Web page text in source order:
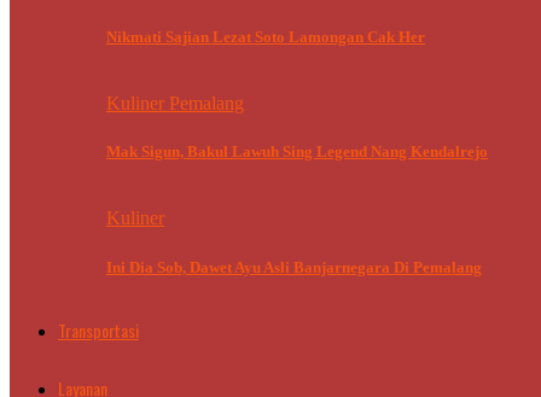
Nikmati Sajian Lezat Soto Lamongan Cak Her
Kuliner Pemalang
Mak Sigun, Bakul Lawuh Sing Legend Nang Kendalrejo
Kuliner
Ini Dia Sob, Dawet Ayu Asli Banjarnegara Di Pemalang
Transportasi
Layanan